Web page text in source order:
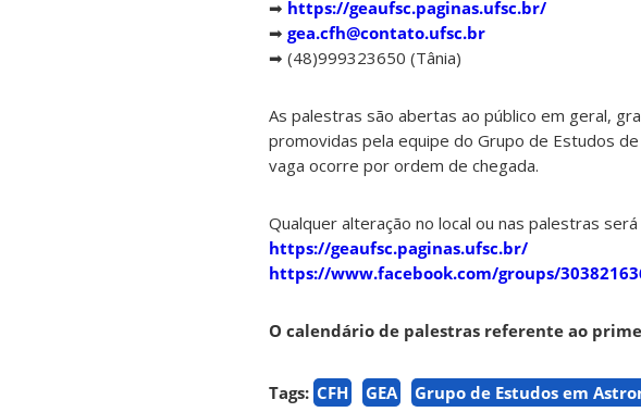
➡ https://geaufsc.paginas.ufsc.br/
➡ gea.cfh@contato.ufsc.br
➡ (48)999323650 (Tânia)
As palestras são abertas ao público em geral,
promovidas pela equipe do Grupo de Estudos
vaga ocorre por ordem de chegada.
Qualquer alteração no local ou nas palestras
https://geaufsc.paginas.ufsc.br/
https://www.facebook.com/groups/
O calendário de palestras referente ao
Tags: CFH GEA Grupo de Estudos em